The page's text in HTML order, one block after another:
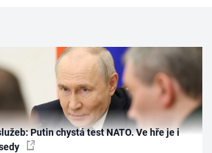
Putin chystá test NATO. Ve hře je i